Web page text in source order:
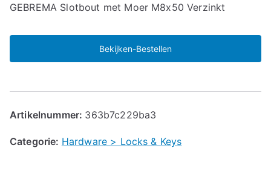
GEBREMA Slotbout met Moer M8x50 Verzinkt
Bekijken-Bestellen
Artikelnummer: 363b7c229ba3
Categorie: Hardware > Locks & Keys